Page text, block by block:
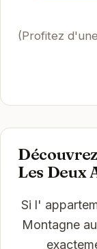
(Profitez
Les Deux
Si l'
Montagne